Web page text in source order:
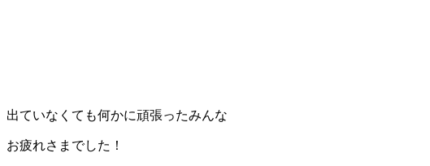
出ていなくても何かに頑張ったみんな
お疲れさまでした！